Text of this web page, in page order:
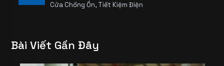
Cửa Chống Ồn, Tiết Kiệm Điện
Bài Viết Gần Đây